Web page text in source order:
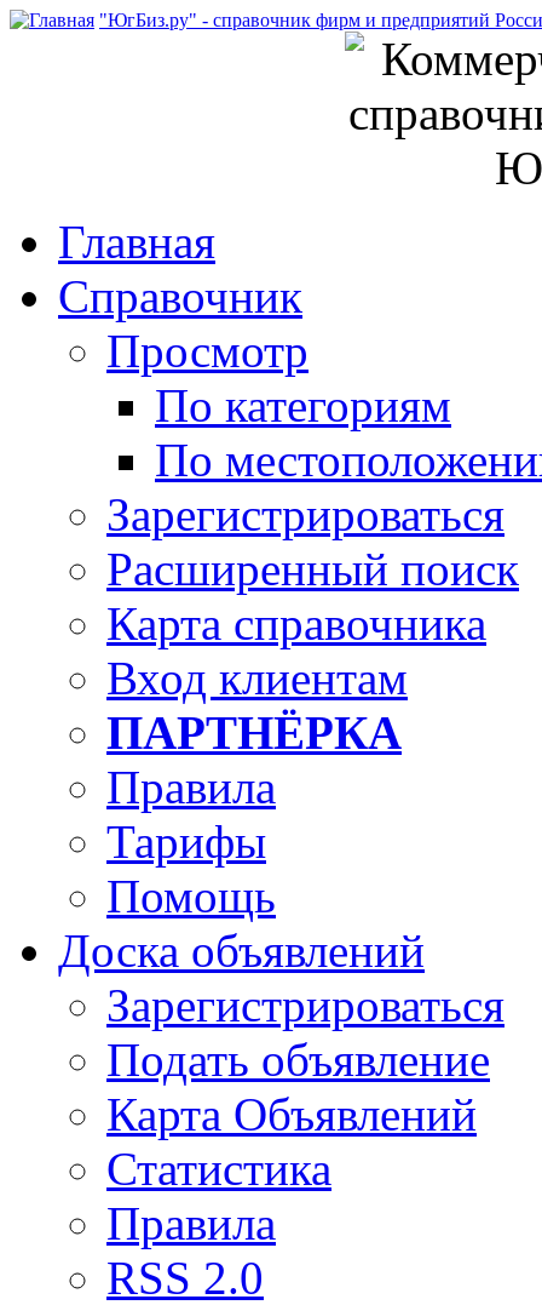
"ЮгБиз.ру" - справочник фирм и предприятий
Главная
Справочник
Просмотр
По категориям
По
Зарегистрироваться
Расширенный поиск
Карта справочника
Вход клиентам
ПАРТНЁРКА
Правила
Тарифы
Помощь
Доска объявлений
Зарегистрироваться
Подать объявление
Карта Объявлений
Статистика
Правила
RSS 2.0